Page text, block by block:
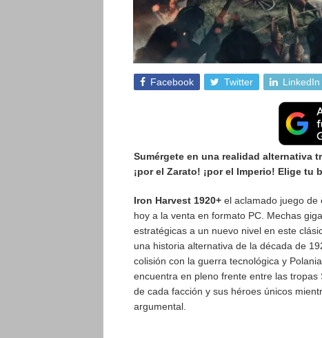
Facebook Twitter LinkedIn
Sumérgete en una realidad alternativa
¡por el Zarato! ¡por el Imperio! Elige tu
Iron Harvest 1920+el aclamado juego de
hoy a la venta en formato PC. Mechas
estratégicas a un nuevo nivel en este
una historia alternativa de la década de
colisión con la guerra tecnológica y
encuentra en pleno frente entre las
de cada facción y sus héroes únicos
argumental.